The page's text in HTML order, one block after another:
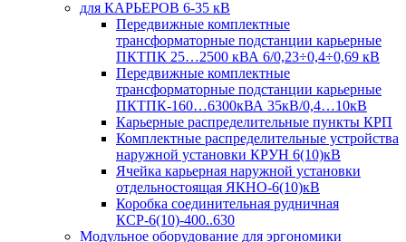
для КАРЬЕРОВ 6-35 кВ
Передвижные комплектные
трансформаторные подстанции карьерные
ПКТПК 25…2500 кВА 6/0,23÷0,4÷0,69 кВ
Передвижные комплектные
трансформаторные подстанции карьерные
ПКТПК-160…6300кВА 35кВ/0,4…10кВ
Карьерные распределительные пункты КРП
Комплектные распределительные устройства
наружной установки КРУН 6(10)кВ
Ячейка карьерная наружной установки
отдельностоящая ЯКНО-6(10)кВ
Коробка соединительная рудничная
КСР-6(10)-400..630
Модульное оборудование для эргономики